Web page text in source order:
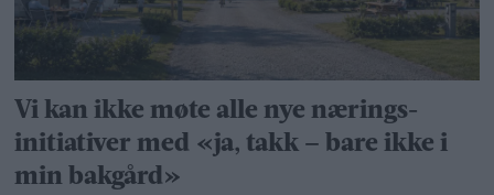
Vi kan ikke møte alle nye nærings­
initiativer med «ja, takk – bare ikke i
min bakgård»